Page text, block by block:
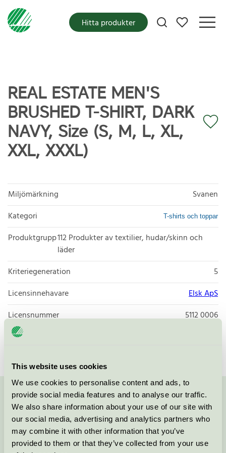
This website uses cookies
We use cookies to personalise content and ads, to
provide social media features and to analyse our traffic.
We also share information about your use of our site with
our social media, advertising and analytics partners who
may combine it with other information that you’ve
provided to them or that they’ve collected from your use
Mina favoriter
Hitta produkter
REAL ESTATE MEN'S
BRUSHED T-SHIRT, DARK
NAVY, Size (S, M, L, XL,
XXL, XXXL)
Miljömärkning
Svanen
Kategori
T-shirts och toppar
Produktgrupp112 Produkter av textilier, hudar/skinn och
läder
Kriteriegeneration
5
Licensinnehavare
Elsk ApS
Licensnummer
5112 0006
Varumärke
Kontakta oss på08-55 55 24 00eller via formuläret: